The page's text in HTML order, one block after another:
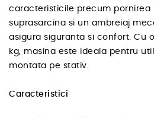
caracteristicile precum pornirea
suprasarcina si un ambreiaj
asigura siguranta si confort. Cu
kg, masina este ideala pentru
montata pe stativ.
Caracteristici